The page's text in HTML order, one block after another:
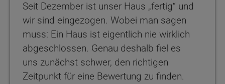
Seit Dezember ist unser Haus „fertig“ und
wir sind eingezogen. Wobei man sagen
muss: Ein Haus ist eigentlich nie wirklich
abgeschlossen. Genau deshalb fiel es
uns zunächst schwer, den richtigen
Zeitpunkt für eine Bewertung zu finden.